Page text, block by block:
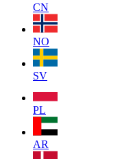
CN
NO
SV
PL
AR